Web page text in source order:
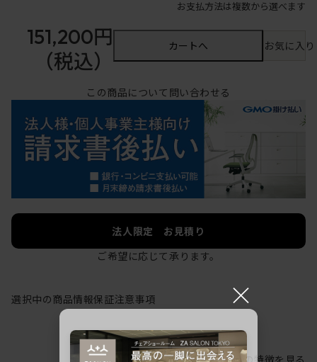
お支払方法は複数から選べます
151,200円
（税込）
カートへ お気に入
この商品について問い合わせる
法人限定 お見積り
ご希望に応じて承ります。
選択中の商品情報保証注意事項 ×